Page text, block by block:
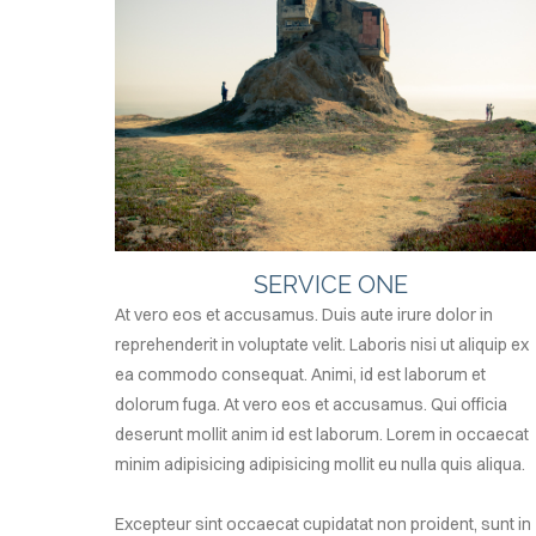
SERVICE ONE
At vero eos et accusamus. Duis aute irure dolor in
reprehenderit in voluptate velit. Laboris nisi ut aliquip ex
ea commodo consequat. Animi, id est laborum et
dolorum fuga. At vero eos et accusamus. Qui officia
deserunt mollit anim id est laborum. Lorem in occaecat
minim adipisicing adipisicing mollit eu nulla quis aliqua.
Excepteur sint occaecat cupidatat non proident, sunt in